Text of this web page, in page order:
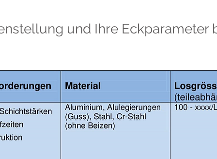
und Ihre Eckparameter